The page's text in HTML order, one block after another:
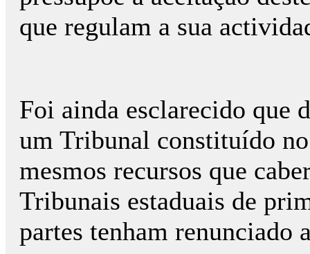
que regulam a sua
Foi ainda esclarecido que
um Tribunal constituído
mesmos recursos que
Tribunais estaduais de
partes tenham renunciado